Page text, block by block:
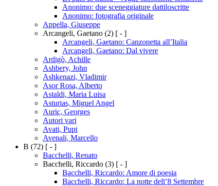
Anonimo: due sceneggiature dattiloscritte
Anonimo: fotografia originale
Appella, Giuseppe
Arcangeli, Gaetano (2) [ - ]
Arcangeli, Gaetano: Canzonetta all’Italia
Arcangeli, Gaetano: Dal vivere
Ardigò, Achille
Ashbery, John
Ashkenazi, Vladimir
Asor Rosa, Alberto
Astaldi, Maria Luisa
Asturias, Miguel Angel
Auric, Georges
Autori vari
Avati, Pupi
Avenali, Marcello
B (72) [ - ]
Bacchelli, Renato
Bacchelli, Riccardo (3) [ - ]
Bacchelli, Riccardo: Amore di poesia
Bacchelli, Riccardo: La notte dell’8 Settembre